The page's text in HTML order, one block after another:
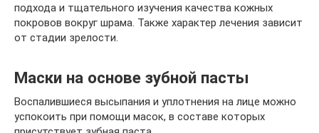
подхода и тщательного изучения качества кожных
покровов вокруг шрама. Также характер лечения зависит
от стадии зрелости.
Маски на основе зубной пасты
Воспалившиеся высыпания и уплотнения на лице можно
успокоить при помощи масок, в составе которых